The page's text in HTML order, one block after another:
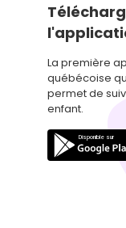
La première
québécoise
permet de
enfant.